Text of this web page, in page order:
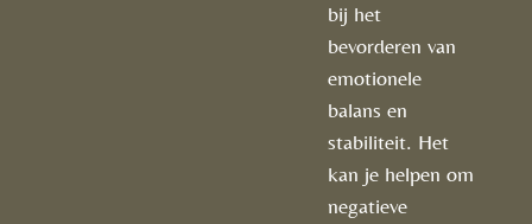
bij het
bevorderen van
emotionele
balans en
stabiliteit. Het
kan je helpen om
negatieve